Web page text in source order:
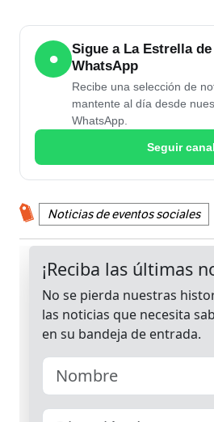
●
Sigue a La Estrella de
WhatsApp
Recibe una selección de
mantente al día desde
WhatsApp.
Seguir canal
Noticias de eventos sociales